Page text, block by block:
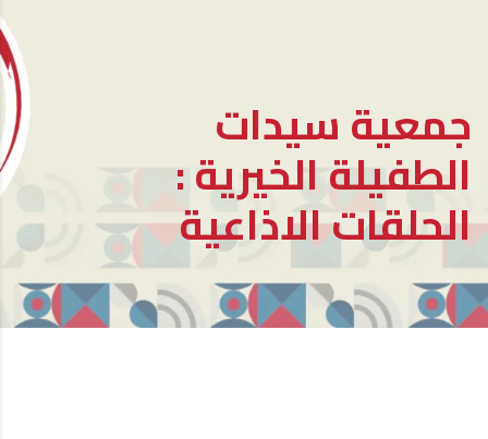
جمعية سيدات
الطفيلة الخيرية :
الحلقات الاذاعية